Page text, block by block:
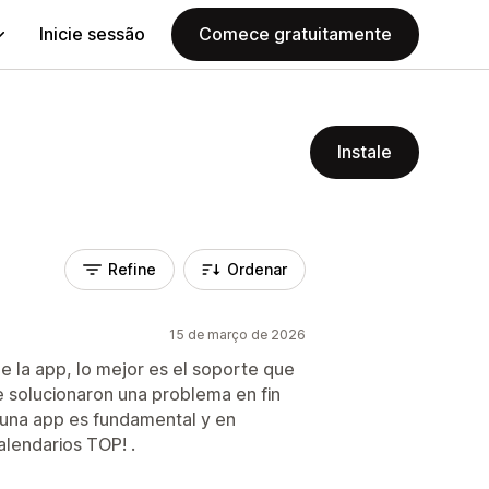
Inicie sessão Comece gratuitamente
Instale
Refine Ordenar
15 de março de 2026
la app, lo mejor es el soporte que
una problema en fin
app es fundamental y en
TOP! .